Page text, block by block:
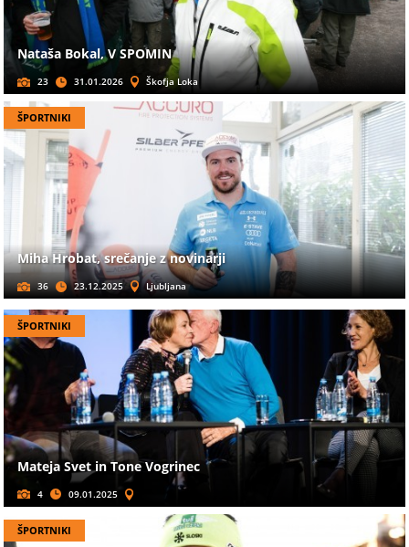
Nataša Bokal, V SPOMIN
23 31.01.2026 Škofja Loka
ŠPORTNIKI
Miha Hrobat, srečanje z novinarji
36 23.12.2025 Ljubljana
ŠPORTNIKI
Mateja Svet in Tone Vogrinec
4 09.01.2025
ŠPORTNIKI